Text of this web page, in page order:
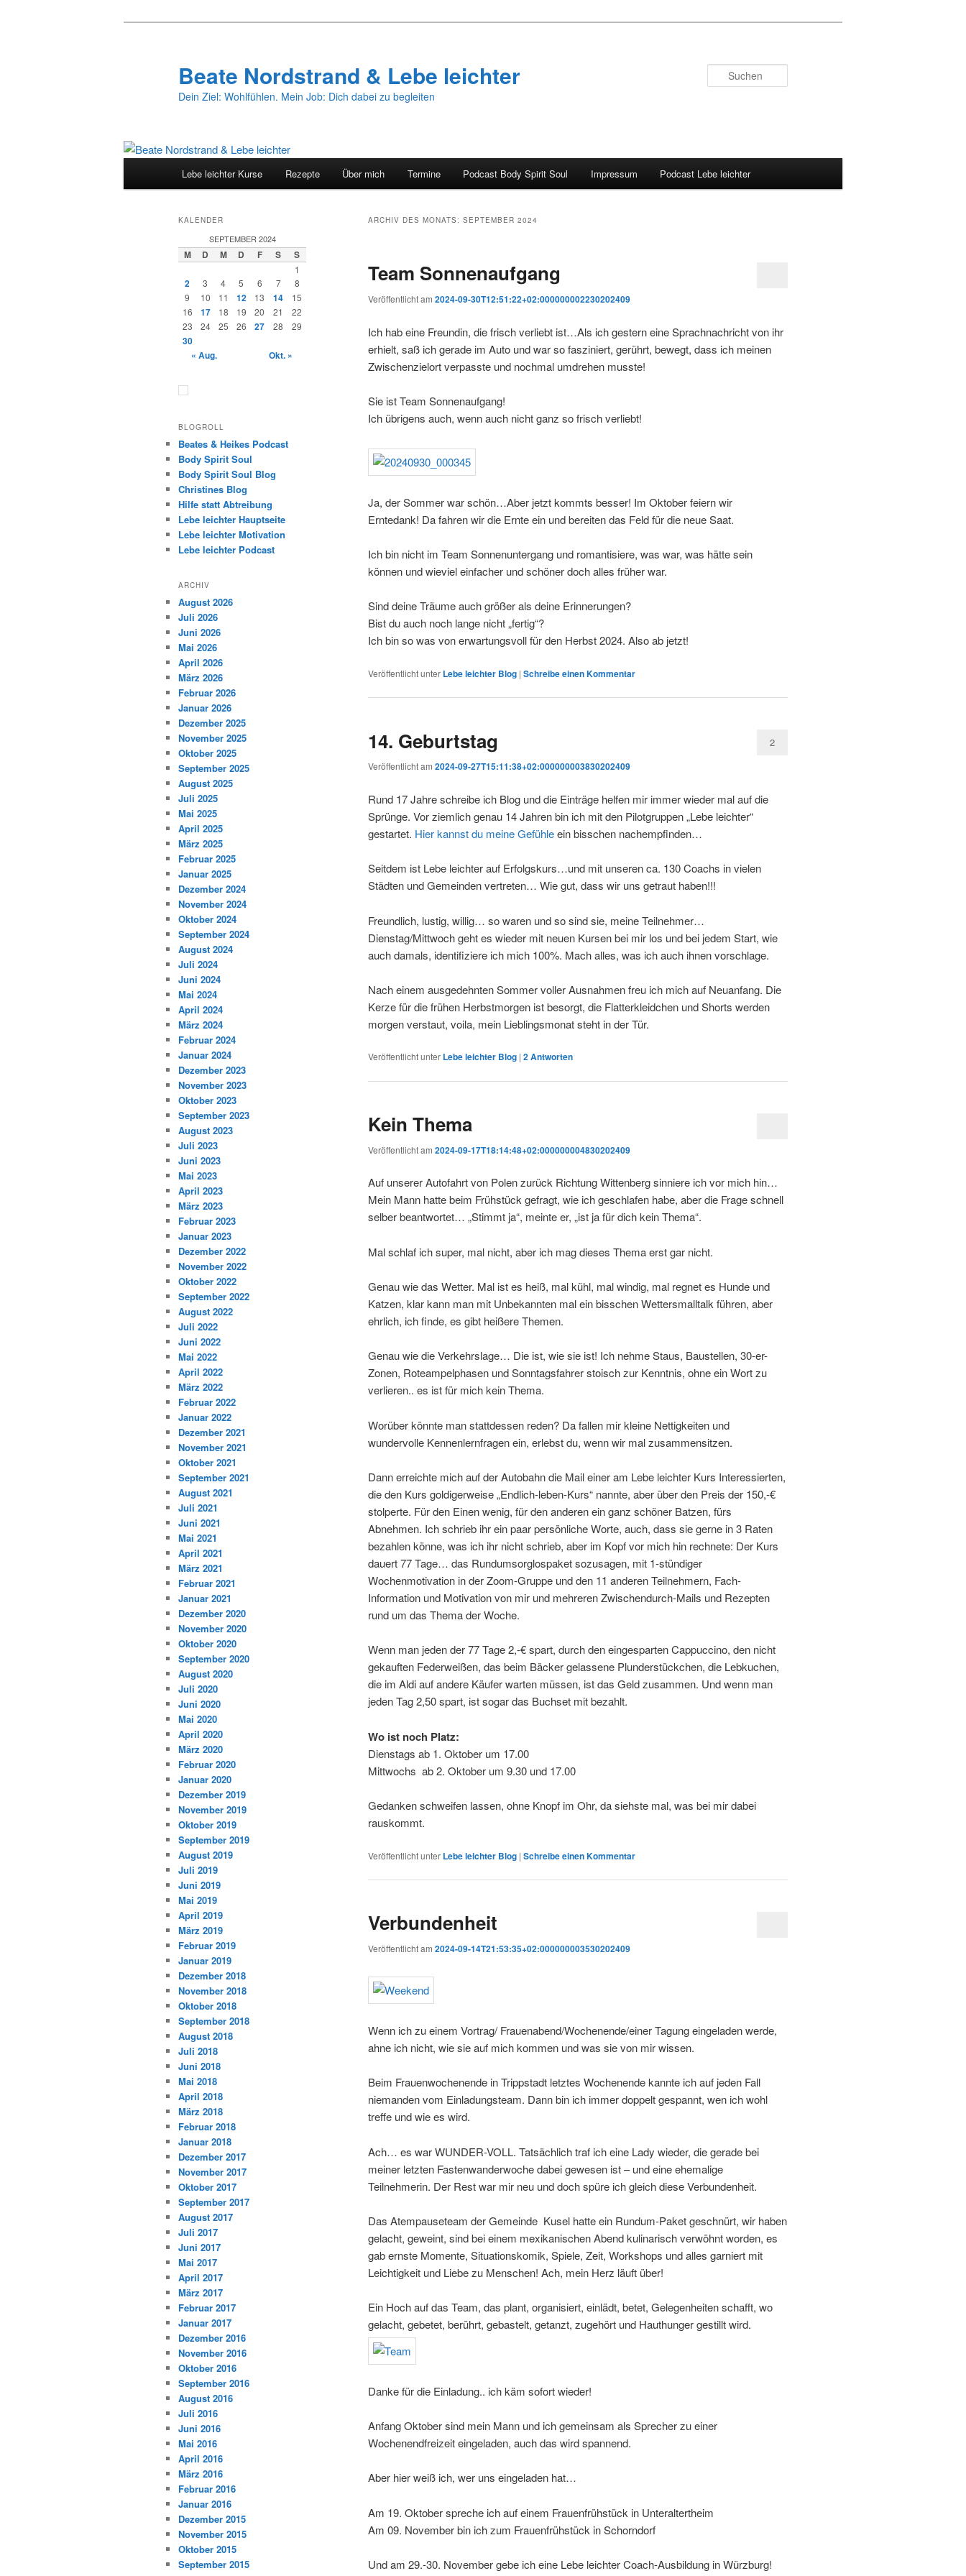
Beate Nordstrand & Lebe leichter
Dein Ziel: Wohlfühlen. Mein Job: Dich dabei zu begleiten
Lebe leichter Kurse Rezepte Über mich Termine Podcast Body Spirit Soul Impressum Podcast Lebe leichter
ARCHIV DES MONATS: SEPTEMBER 2024
Team Sonnenaufgang
Veröffentlicht am 2024-09-30T12:51:22+02:000000002230202409
Ich hab eine Freundin, die frisch verliebt ist…Als ich gestern eine Sprachnachricht von ihr
erhielt, saß ich gerade im Auto und war so fasziniert, gerührt, bewegt, dass ich meinen
Zwischenzielort verpasste und nochmal umdrehen musste!
Sie ist Team Sonnenaufgang!
Ich übrigens auch, wenn auch nicht ganz so frisch verliebt!
Ja, der Sommer war schön…Aber jetzt kommts besser! Im Oktober feiern wir
Erntedank! Da fahren wir die Ernte ein und bereiten das Feld für die neue Saat.
Ich bin nicht im Team Sonnenuntergang und romantisiere, was war, was hätte sein
können und wieviel einfacher und schöner doch alles früher war.
Sind deine Träume auch größer als deine Erinnerungen?
Bist du auch noch lange nicht „fertig“?
Ich bin so was von erwartungsvoll für den Herbst 2024. Also ab jetzt!
Veröffentlicht unter Lebe leichter Blog | Schreibe einen Kommentar
14. Geburtstag
Veröffentlicht am 2024-09-27T15:11:38+02:000000003830202409
2
Rund 17 Jahre schreibe ich Blog und die Einträge helfen mir immer wieder mal auf die
Sprünge. Vor ziemlich genau 14 Jahren bin ich mit den Pilotgruppen „Lebe leichter“
gestartet. Hier kannst du meine Gefühleein bisschen nachempfinden…
Seitdem ist Lebe leichter auf Erfolgskurs…und mit unseren ca. 130 Coachs in vielen
Städten und Gemeinden vertreten… Wie gut, dass wir uns getraut haben!!!
Freundlich, lustig, willig… so waren und so sind sie, meine Teilnehmer…
Dienstag/Mittwoch geht es wieder mit neuen Kursen bei mir los und bei jedem Start, wie
auch damals, identifiziere ich mich 100%. Mach alles, was ich auch ihnen vorschlage.
Nach einem ausgedehnten Sommer voller Ausnahmen freu ich mich auf Neuanfang. Die
Kerze für die frühen Herbstmorgen ist besorgt, die Flatterkleidchen und Shorts werden
morgen verstaut, voila, mein Lieblingsmonat steht in der Tür.
Veröffentlicht unter Lebe leichter Blog | 2Antworten
Kein Thema
Veröffentlicht am 2024-09-17T18:14:48+02:000000004830202409
Auf unserer Autofahrt von Polen zurück Richtung Wittenberg sinniere ich vor mich hin…
Mein Mann hatte beim Frühstück gefragt, wie ich geschlafen habe, aber die Frage schnell
selber beantwortet… „Stimmt ja“, meinte er, „ist ja für dich kein Thema“.
Mal schlaf ich super, mal nicht, aber ich mag dieses Thema erst gar nicht.
Genau wie das Wetter. Mal ist es heiß, mal kühl, mal windig, mal regnet es Hunde und
Katzen, klar kann man mit Unbekannten mal ein bisschen Wettersmalltalk führen, aber
ehrlich, ich finde, es gibt heißere Themen.
Genau wie die Verkehrslage… Die ist, wie sie ist! Ich nehme Staus, Baustellen, 30-er-
Zonen, Roteampelphasen und Sonntagsfahrer stoisch zur Kenntnis, ohne ein Wort zu
verlieren.. es ist für mich kein Thema.
Worüber könnte man stattdessen reden? Da fallen mir kleine Nettigkeiten und
wundervolle Kennenlernfragen ein, erlebst du, wenn wir mal zusammensitzen.
Dann erreichte mich auf der Autobahn die Mail einer am Lebe leichter Kurs Interessierten,
die den Kurs goldigerweise „Endlich-leben-Kurs“ nannte, aber über den Preis der 150,-€
stolperte. Für den Einen wenig, für den anderen ein ganz schöner Batzen, fürs
Abnehmen. Ich schrieb ihr ein paar persönliche Worte, auch, dass sie gerne in 3 Raten
bezahlen könne, was ich ihr nicht schrieb, aber im Kopf vor mich hin rechnete: Der Kurs
dauert 77 Tage… das Rundumsorglospaket sozusagen, mit 1-stündiger
Wochenmotivation in der Zoom-Gruppe und den 11 anderen Teilnehmern, Fach-
Information und Motivation von mir und mehreren Zwischendurch-Mails und Rezepten
rund um das Thema der Woche.
Wenn man jeden der 77 Tage 2,-€ spart, durch den eingesparten Cappuccino, den nicht
gekauften Federweißen, das beim Bäcker gelassene Plunderstückchen, die Lebkuchen,
die im Aldi auf andere Käufer warten müssen, ist das Geld zusammen. Und wenn man
jeden Tag 2,50 spart, ist sogar das Buchset mit bezahlt.
Wo ist noch Platz:
Dienstags ab 1. Oktober um 17.00
Mittwochs ab 2. Oktober um 9.30 und 17.00
Gedanken schweifen lassen, ohne Knopf im Ohr, da siehste mal, was bei mir dabei
rauskommt.
Veröffentlicht unter Lebe leichter Blog | Schreibe einen Kommentar
Verbundenheit
Veröffentlicht am 2024-09-14T21:53:35+02:000000003530202409
Wenn ich zu einem Vortrag/ Frauenabend/Wochenende/einer Tagung eingeladen werde,
ahne ich nicht, wie sie auf mich kommen und was sie von mir wissen.
Beim Frauenwochenende in Trippstadt letztes Wochenende kannte ich auf jeden Fall
niemanden vom Einladungsteam. Dann bin ich immer doppelt gespannt, wen ich wohl
treffe und wie es wird.
Ach… es war WUNDER-VOLL. Tatsächlich traf ich eine Lady wieder, die gerade bei
meiner letzten Fastenwanderwoche dabei gewesen ist – und eine ehemalige
Teilnehmerin. Der Rest war mir neu und doch spüre ich gleich diese Verbundenheit.
Das Atempauseteam der Gemeinde Kusel hatte ein Rundum-Paket geschnürt, wir haben
gelacht, geweint, sind bei einem mexikanischen Abend kulinarisch verwöhnt worden, es
gab ernste Momente, Situationskomik, Spiele, Zeit, Workshops und alles garniert mit
Leichtigkeit und Liebe zu Menschen! Ach, mein Herz läuft über!
Ein Hoch auf das Team, das plant, organisiert, einlädt, betet, Gelegenheiten schafft, wo
gelacht, gebetet, berührt, gebastelt, getanzt, zugehört und Hauthunger gestillt wird.
Danke für die Einladung.. ich käm sofort wieder!
Anfang Oktober sind mein Mann und ich gemeinsam als Sprecher zu einer
Wochenendfreizeit eingeladen, auch das wird spannend.
Aber hier weiß ich, wer uns eingeladen hat…
Am 19. Oktober spreche ich auf einem Frauenfrühstück in Unteraltertheim
Am 09. November bin ich zum Frauenfrühstück in Schorndorf
Und am 29.-30. November gebe ich eine Lebe leichter Coach-Ausbildung in Würzburg!
KALENDER
SEPTEMBER 2024
M D M D F S S
1
2 3 4 5 6 7
8
9
10 11 12 13 14
15
16
17 18 19 20 21
22
23
24 25 26 27 28 29
30
« Aug.
Okt. »
BLOGROLL
Beates & Heikes Podcast
Body Spirit Soul
Body Spirit Soul Blog
Christines Blog
Hilfe statt Abtreibung
Lebe leichter Hauptseite
Lebe leichter Motivation
Lebe leichter Podcast
ARCHIV
August 2026
Juli 2026
Juni 2026
Mai 2026
April 2026
März 2026
Februar 2026
Januar 2026
Dezember 2025
November 2025
Oktober 2025
September 2025
August 2025
Juli 2025
Mai 2025
April 2025
März 2025
Februar 2025
Januar 2025
Dezember 2024
November 2024
Oktober 2024
September 2024
August 2024
Juli 2024
Juni 2024
Mai 2024
April 2024
März 2024
Februar 2024
Januar 2024
Dezember 2023
November 2023
Oktober 2023
September 2023
August 2023
Juli 2023
Juni 2023
Mai 2023
April 2023
März 2023
Februar 2023
Januar 2023
Dezember 2022
November 2022
Oktober 2022
September 2022
August 2022
Juli 2022
Juni 2022
Mai 2022
April 2022
März 2022
Februar 2022
Januar 2022
Dezember 2021
November 2021
Oktober 2021
September 2021
August 2021
Juli 2021
Juni 2021
Mai 2021
April 2021
März 2021
Februar 2021
Januar 2021
Dezember 2020
November 2020
Oktober 2020
September 2020
August 2020
Juli 2020
Juni 2020
Mai 2020
April 2020
März 2020
Februar 2020
Januar 2020
Dezember 2019
November 2019
Oktober 2019
September 2019
August 2019
Juli 2019
Juni 2019
Mai 2019
April 2019
März 2019
Februar 2019
Januar 2019
Dezember 2018
November 2018
Oktober 2018
September 2018
August 2018
Juli 2018
Juni 2018
Mai 2018
April 2018
März 2018
Februar 2018
Januar 2018
Dezember 2017
November 2017
Oktober 2017
September 2017
August 2017
Juli 2017
Juni 2017
Mai 2017
April 2017
März 2017
Februar 2017
Januar 2017
Dezember 2016
November 2016
Oktober 2016
September 2016
August 2016
Juli 2016
Juni 2016
Mai 2016
April 2016
März 2016
Februar 2016
Januar 2016
Dezember 2015
November 2015
Oktober 2015
September 2015